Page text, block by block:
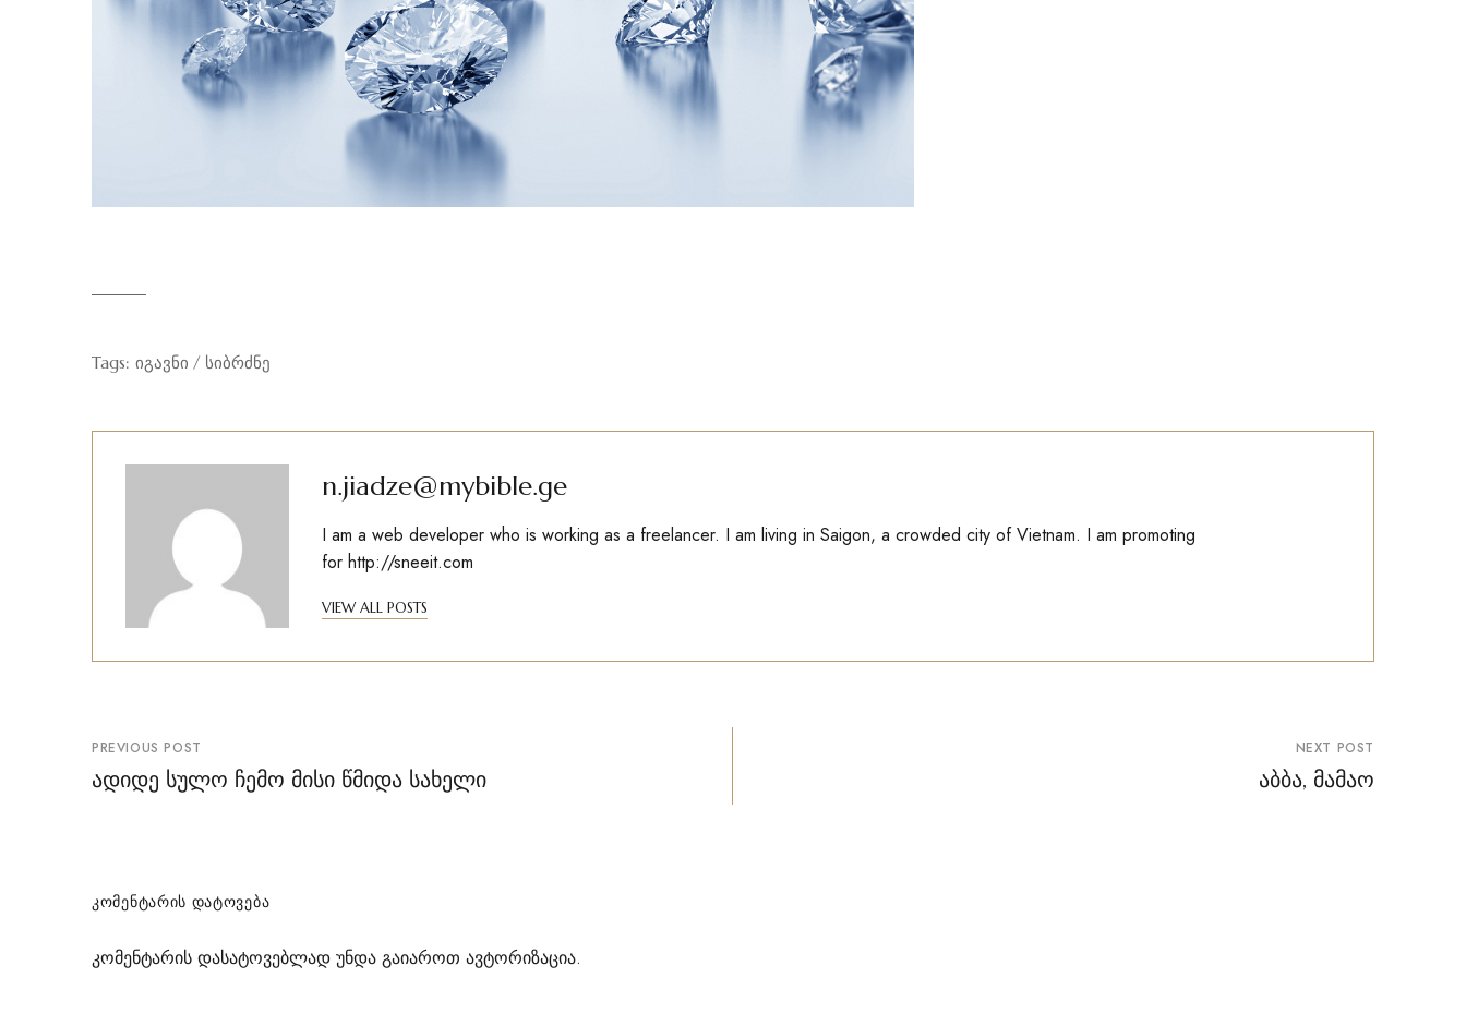
Tags: იგავნი სიბრძნე
n.jiadze@mybible.ge
I am a web developer who is working as a freelancer. I am living in Saigon, a crowded city of Vietnam. I am promoting
for http://sneeit.com
VIEW ALL POSTS
პოსტის
ნავიგაცია
PREVIOUS POST
ადიდე სულო ჩემო მისი წმიდა სახელი
NEXT POST
აბბა, მამაო
ᲙᲝᲛᲔᲜᲢᲐᲠᲘᲡ ᲓᲐᲢᲝᲕᲔᲑᲐ
კომენტარის დასატოვებლად უნდა გაიაროთ ავტორიზაცია.